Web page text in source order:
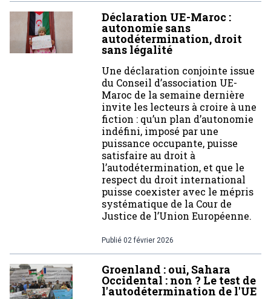
Déclaration UE-Maroc :
autonomie sans
autodétermination, droit
sans légalité
Une déclaration conjointe issue
du Conseil d’association UE-
Maroc de la semaine dernière
invite les lecteurs à croire à une
fiction : qu’un plan d’autonomie
indéfini, imposé par une
puissance occupante, puisse
satisfaire au droit à
l’autodétermination, et que le
respect du droit international
puisse coexister avec le mépris
systématique de la Cour de
Justice de l’Union Européenne.
Publié 02 février 2026
Groenland : oui, Sahara
Occidental : non ? Le test de
l'autodétermination de l'UE